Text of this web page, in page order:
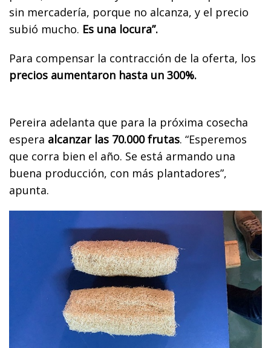
sin mercadería, porque no alcanza, y el precio
subió mucho. Es una locura”.
Para compensar la contracción de la oferta, los
precios aumentaron hasta un 300%.
Pereira adelanta que para la próxima cosecha
espera alcanzar las 70.000 frutas. “Esperemos
que corra bien el año. Se está armando una
buena producción, con más plantadores”,
apunta.